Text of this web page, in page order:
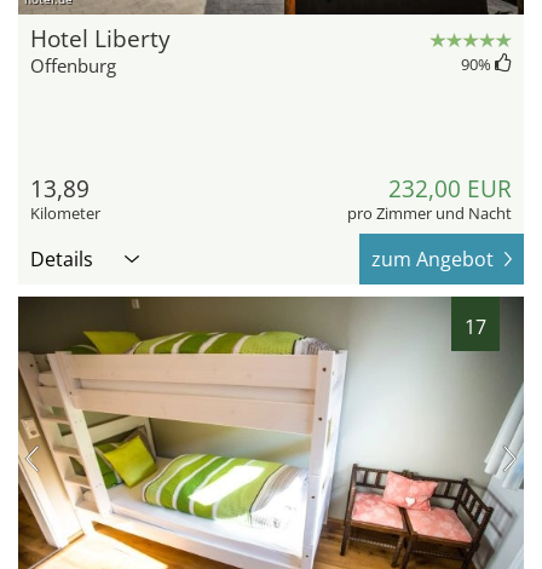
Hotel Liberty
Offenburg 90%
13,89
Kilometer
232,00 EUR
pro Zimmer und Nacht
Details zum Angebot
17